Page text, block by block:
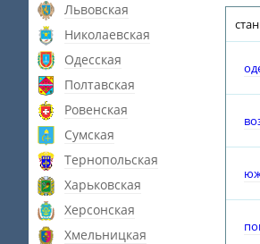
Львовская
Николаевская
Одесская
Полтавская
Ровенская
Сумская
Тернопольская
Харьковская
Херсонская
Хмельницкая